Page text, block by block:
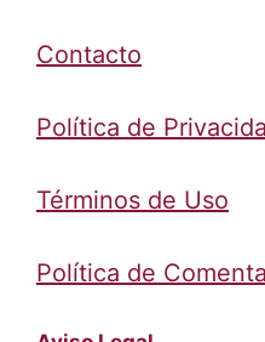
Contacto
Política de
Términos de Uso
Política de